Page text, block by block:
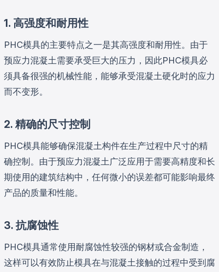
1. 高强度和耐用性
PHC模具的主要特点之一是其高强度和耐用性。由于
预应力混凝土需要承受巨大的压力，因此PHC模具必
须具备很强的机械性能，能够承受混凝土硬化时的应力
而不变形。
2. 精确的尺寸控制
PHC模具能够确保混凝土构件在生产过程中尺寸的精
确控制。由于预应力混凝土广泛应用于需要高精度和长
期使用的建筑结构中，任何微小的误差都可能影响最终
产品的质量和性能。
3. 抗腐蚀性
PHC模具通常使用耐腐蚀性较强的钢材或合金制造，
这样可以有效防止模具在与混凝土接触的过程中受到腐